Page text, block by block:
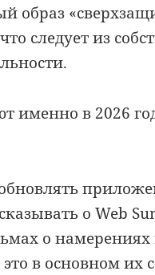
образ
следует из
именно в 2026
о Web
о
в основном их